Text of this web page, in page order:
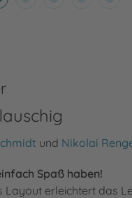
und Nikolai
Spaß haben!
Layout erleichtert das